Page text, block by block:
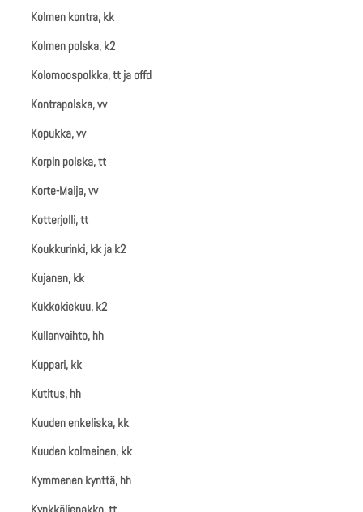
Kolmen kontra, kk
Kolmen polska, k2
Kolomoospolkka, tt ja offd
Kontrapolska, vv
Kopukka, vv
Korpin polska, tt
Korte-Maija, vv
Kotterjolli, tt
Koukkurinki, kk ja k2
Kujanen, kk
Kukkokiekuu, k2
Kullanvaihto, hh
Kuppari, kk
Kutitus, hh
Kuuden enkeliska, kk
Kuuden kolmeinen, kk
Kymmenen kynttä, hh